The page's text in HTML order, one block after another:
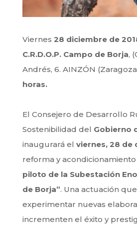
Viernes 28 diciembre de
C.R.D.O.P. Campo de Borja,
Andrés, 6. AINZÓN
horas.
El Consejero de Desarrollo
Sostenibilidad del Gobierno
inaugurará el viernes, 28 de
reforma y
piloto de la Subestación
de Borja”. Una actuación
experimentar nuevas
incrementen el éxito y p